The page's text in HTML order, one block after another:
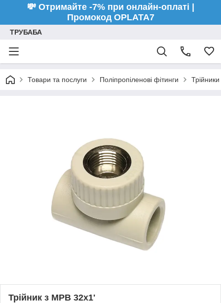
💸 Отримайте -7% при онлайн-оплаті |
Промокод OPLATA7
ТРУБАБА
Товари та послуги Поліпропіленові фітинги Трійники
Трійник з МРВ 32х1'